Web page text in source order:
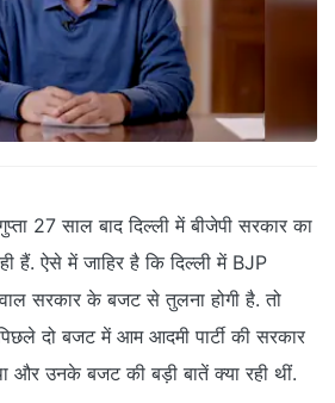
27 साल बाद दिल्ली में बीजेपी सरकार का
हैं. ऐसे में जाहिर है कि दिल्ली में BJP
सरकार के बजट से तुलना होगी है. तो
दो बजट में आम आदमी पार्टी की सरकार
और उनके बजट की बड़ी बातें क्या रही थीं.